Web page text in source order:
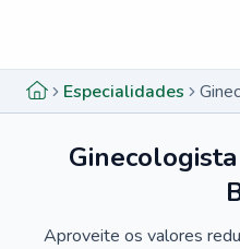
Especialidades
Aproveite os valores